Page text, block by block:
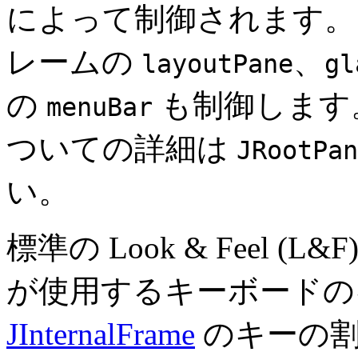
によって制御されます
レームの layoutPane、
の menuBar も制御しま
ついての詳細は
い。
標準の Look & Feel
が使用するキーボード
JInternalFrame のキーの